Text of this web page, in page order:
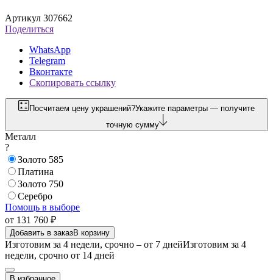
Артикул 307662
Поделиться
WhatsApp
Telegram
Вконтакте
Скопировать ссылку
Посчитаем цену украшений?Укажите параметры — получите
точную сумму
Металл
?
Золото 585
Платина
Золото 750
Серебро
Помощь в выборе
от 131 760 ₽
Добавить в заказВ корзину
Изготовим за 4 недели, срочно – от 7 днейИзготовим за 4
недели, срочно от 14 дней